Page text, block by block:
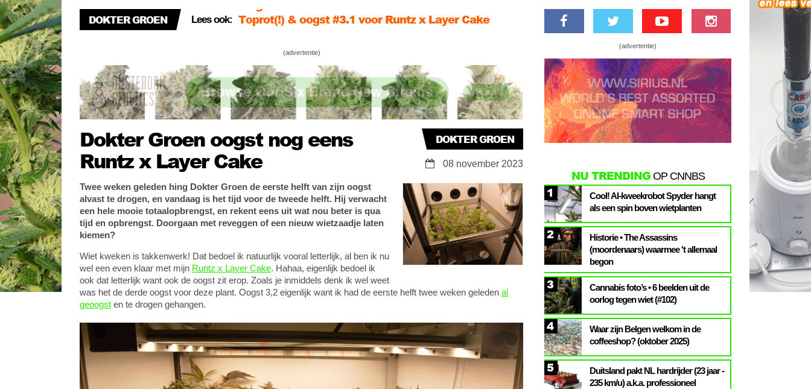
DOKTER GROEN Lees ook: Dokter Groen knipt nat & zoomt in op trichomen
Oogst 3.2 is onderweg … maar eerst nog even
drogen
(advertentie)
Dokter Groen oogst nog eens
Runtz x Layer Cake
DOKTER GROEN
08 november 2023
Twee weken geleden hing Dokter Groen de eerste helft van zijn oogst
alvast te drogen, en vandaag is het tijd voor de tweede helft. Hij verwacht
een hele mooie totaalopbrengst, en rekent eens uit wat nou beter is qua
tijd en opbrengst. Doorgaan met reveggen of een nieuw wietzaadje laten
kiemen?
Wiet kweken is takkenwerk! Dat bedoel ik natuurlijk vooral letterlijk, al ben ik nu
wel een even klaar met mijn Runtz x Layer Cake. Hahaa, eigenlijk bedoel ik
ook dat letterlijk want ook de oogst zit erop. Zoals je inmiddels denk ik wel weet
was het de derde oogst voor deze plant. Oogst 3,2 eigenlijk want ik had de eerste helft twee weken geleden al
geoogst en te drogen gehangen.
(advertentie)
NU TRENDINGOP CNNBS
1
Cool! AI-kweekrobot Spyder hangt
als een spin boven wietplanten
2
Historie • The Assassins
(moordenaars) waarmee 't allemaal
begon
3
Cannabis foto’s • 6 beelden uit de
oorlog tegen wiet (#102)
4
Waar zijn Belgen welkom in de
coffeeshop? (oktober 2025)
5
Duitsland pakt NL hardrijder (23 jaar -
235 km/u) a.k.a. professioneel